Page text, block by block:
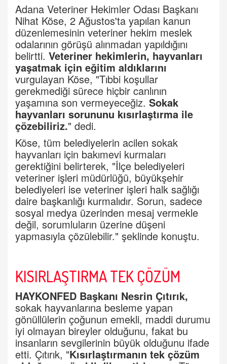
Adana Veteriner Hekimler Odası Başkanı
Nihat Köse, 2 Ağustos'ta yapılan kanun
düzenlemesinin veteriner hekim meslek
odalarının görüşü alınmadan yapıldığını
belirtti. Veteriner hekimlerin, hayvanları
yaşatmak için eğitim aldıklarını
vurgulayan Köse, "Tıbbi koşullar
gerekmediği sürece hiçbir canlının
yaşamına son vermeyeceğiz. Sokak
hayvanları sorununu kısırlaştırma ile
çözebiliriz." dedi.
Köse, tüm belediyelerin acilen sokak
hayvanları için bakımevi kurmaları
gerektiğini belirterek, "İlçe belediyeleri
veteriner işleri müdürlüğü, büyükşehir
belediyeleri ise veteriner işleri halk sağlığı
daire başkanlığı kurmalıdır. Sorun, sadece
sosyal medya üzerinden mesaj vermekle
değil, sorumluların üzerine düşeni
yapmasıyla çözülebilir." şeklinde konuştu.
KISIRLAŞTIRMA TEK ÇÖZÜM
HAYKONFED Başkanı Nesrin Çıtırık,
sokak hayvanlarına besleme yapan
gönüllülerin çoğunun emekli, maddi durumu
iyi olmayan bireyler olduğunu, fakat bu
insanların sevgilerinin büyük olduğunu ifade
etti. Çıtırık, "Kısırlaştırmanın tek çözüm